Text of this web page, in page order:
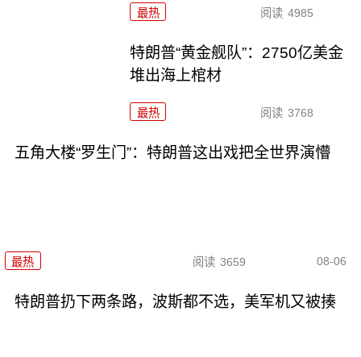
最热 阅读 4985
特朗普“黄金舰队”：2750亿美金
堆出海上棺材
最热 阅读 3768
五角大楼“罗生门”：特朗普这出戏把全世界演懵
最热 阅读 3659 08-06
特朗普扔下两条路，波斯都不选，美军机又被揍